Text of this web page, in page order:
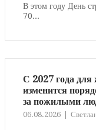
В этом году День
70...
С 2027 года для
изменится
за пожилыми
06.08.2026